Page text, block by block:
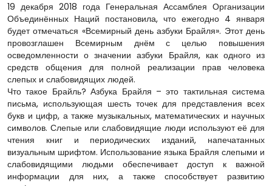
19 декабря 2018 года Генеральная Ассамблея Организации
Объединённых Наций постановила, что ежегодно 4 января
будет отмечаться «Всемирный день азбуки Брайля». Этот день
провозглашен Всемирным днём с целью повышения
осведомленности о значении азбуки Брайля, как одного из
средств общения для полной реализации прав человека
слепых и слабовидящих людей.
Что такое Брайль? Азбука Брайля – это тактильная система
письма, использующая шесть точек для представления всех
букв и цифр, а также музыкальных, математических и научных
символов. Слепые или слабовидящие люди используют её для
чтения книг и периодических изданий, напечатанных
визуальным шрифтом. Использование языка Брайля слепыми и
слабовидящими людьми обеспечивает доступ к важной
информации для них, а также способствует развитию